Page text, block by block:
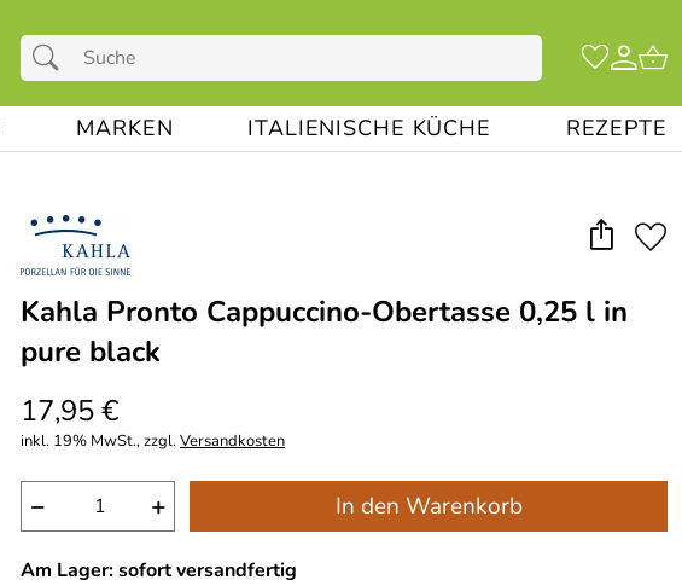
MARKEN ITALIENISCHE KÜCHE REZEPTE
Kahla Pronto Cappuccino-Obertasse 0,25 l in
pure black
17,95 €
inkl. 19% MwSt., zzgl.Versandkosten
− + In den Warenkorb
Am Lager: sofort versandfertig